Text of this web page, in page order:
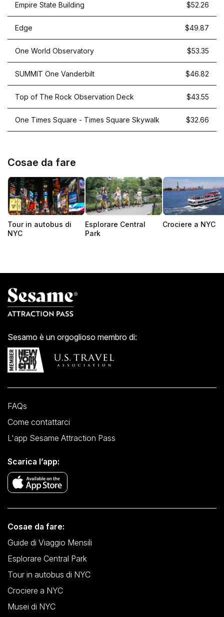
Empire State Building $52.26
Edge $49.87
One World Observatory $53.35
SUMMIT One Vanderbilt $46.82
Top of The Rock Observation Deck $43.55
One Times Square - Times Square Skywalk $32.66
Cosae da fare
Tour in autobus di
NYC
Esplorare Central
Park
Crociere a NYC
Sesamo è un orgoglioso membro di:
FAQs
Come contattarci
L'app Sesame Attraction Pass
Scarica l’app:
Cosae da fare:
Guide di Viaggio Mensili
Esplorare Central Park
Tour in autobus di NYC
Crociere a NYC
Musei di NYC